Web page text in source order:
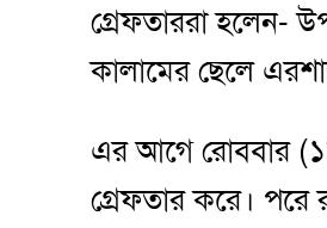
গ্রেফতাররা হলেন-
কালামের ছেলে
এর আগে রোববার
গ্রেফতার করে। পরে